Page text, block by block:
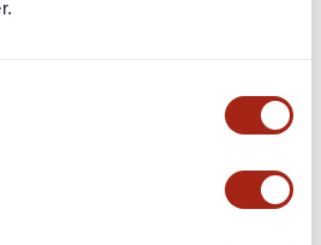
: 910 000 €